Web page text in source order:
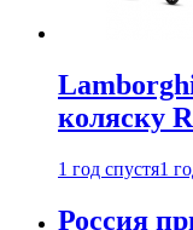
коляску
1 год спустя1
Россия